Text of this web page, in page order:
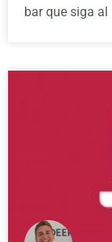
bar que siga